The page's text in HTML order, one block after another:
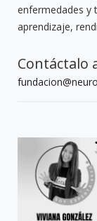
enfermedades y
aprendizaje,
Contáctalo